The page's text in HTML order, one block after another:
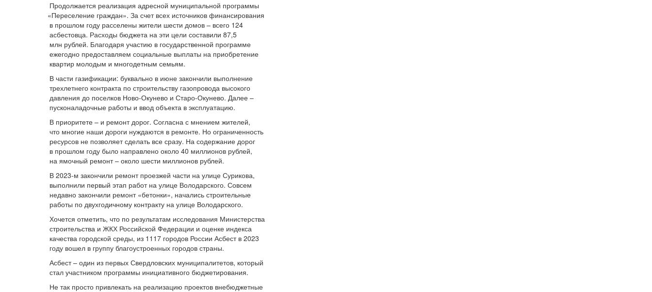
Продолжается реализация адресной муниципальной программы
«Переселениеграждан». За счет всех источников финансирования
в прошлом году расселены жители шести домов – всего 124
асбестовца. Расходы бюджета на эти цели составили 87,5
млн рублей. Благодаря участию в государственной программе
ежегодно предоставляем социальные выплаты на приобретение
квартир молодым и многодетным семьям.
В части газификации: буквально в июне закончили выполнение
трехлетнего контракта по строительству газопровода высокого
давления до поселков Ново-Окунево и Старо-Окунево. Далее –
пусконаладочные работы и ввод объекта в эксплуатацию.
В приоритете – и ремонт дорог. Согласна с мнением жителей,
что многие наши дороги нуждаются в ремонте. Но ограниченность
ресурсов не позволяет сделать все сразу. На содержание дорог
в прошлом году было направлено около 40 миллионов рублей,
на ямочный ремонт – около шести миллионов рублей.
В 2023-м закончили ремонт проезжей части на улице Сурикова,
выполнили первый этап работ на улице Володарского. Совсем
недавно закончили ремонт «бетонки», начались строительные
работы по двухгодичному контракту на улице Володарского.
Хочется отметить, что по результатам исследования Министерства
строительства и ЖКХ Российской Федерации и оценке индекса
качества городской среды, из 1117 городов России Асбест в 2023
году вошел в группу благоустроенных городов страны.
Асбест – один из первых Свердловских муниципалитетов, который
стал участником программы инициативного бюджетирования.
Не так просто привлекать на реализацию проектов внебюджетные